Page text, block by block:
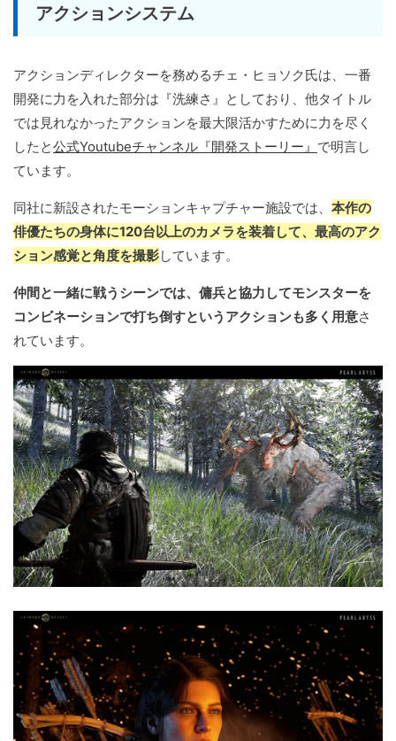
アクションシステム
アクションディレクターを務めるチェ・ヒョソク氏は、一番
開発に力を入れた部分は『洗練さ』としており、他タイトル
では見れなかったアクションを最大限活かすために力を尽く
したと公式Youtubeチャンネル『開発ストーリー』 で明言し
ています。
同社に新設されたモーションキャプチャー施設では、 本作の
俳優たちの身体に120台以上のカメラを装着して、最高のアク
ション感覚と角度を撮影しています。
仲間と一緒に戦うシーンでは、傭兵と協力してモンスターを
コンビネーションで打ち倒すというアクションも多く用意さ
れています。